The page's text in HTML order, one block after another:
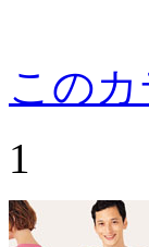
この
1